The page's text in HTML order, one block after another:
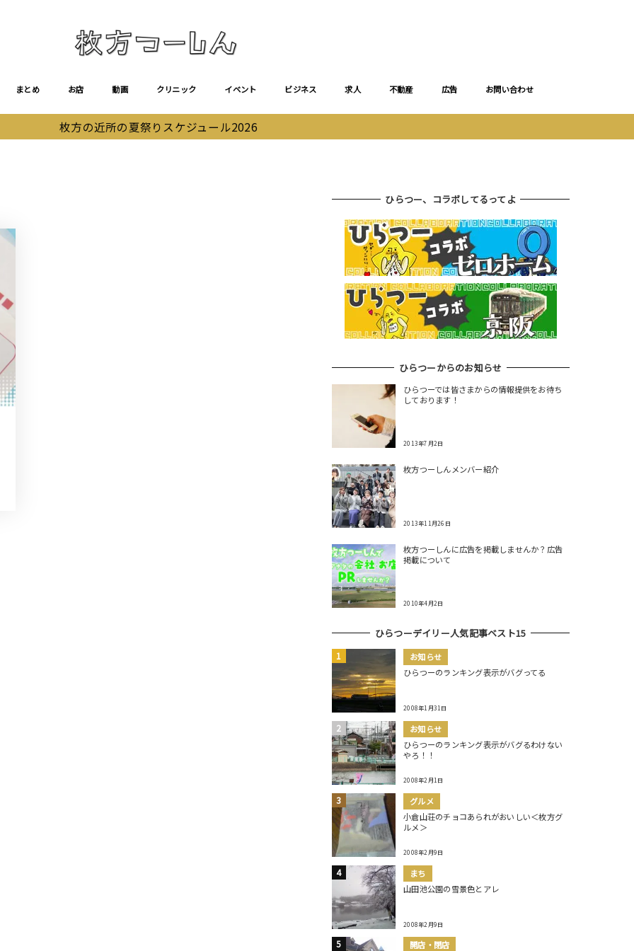
まとめ お店 動画 クリニック イベント ビジネス 求人 不動産 広告 お問い合わせ
枚方の近所の夏祭りスケジュール2026
ひらつー、コラボしてるってよ
ひらつーからのお知らせ
ひらつーでは皆さまからの情報提供をお待ち
しております！
2013年7月2日
枚方つーしんメンバー紹介
2013年11月26日
枚方つーしんに広告を掲載しませんか？広告
掲載について
2010年4月2日
ひらつーデイリー人気記事ベスト15
お知らせ
ひらつーのランキング表示がバグってる
2008年1月31日
お知らせ
ひらつーのランキング表示がバグるわけない
やろ！！
2008年2月1日
グルメ
小倉山荘のチョコあられがおいしい＜枚方グ
ルメ＞
2008年2月9日
まち
山田池公園の雪景色とアレ
2008年2月9日
開店・閉店